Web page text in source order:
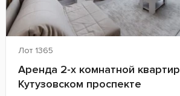
Лот 1365
Аренда 2-х комнатной
Кутузовском проспекте